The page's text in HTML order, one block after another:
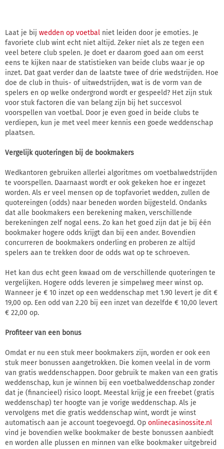
Laat je bij wedden op voetbal niet leiden door je emoties. Je
favoriete club wint echt niet altijd. Zeker niet als ze tegen een
veel betere club spelen. Je doet er daarom goed aan om eerst
eens te kijken naar de statistieken van beide clubs waar je op
inzet. Dat gaat verder dan de laatste twee of drie wedstrijden. Hoe
doe de club in thuis- of uitwedstrijden, wat is de vorm van de
spelers en op welke ondergrond wordt er gespeeld? Het zijn stuk
voor stuk factoren die van belang zijn bij het succesvol
voorspellen van voetbal. Door je even goed in beide clubs te
verdiepen, kun je met veel meer kennis een goede weddenschap
plaatsen.
Vergelijk quoteringen bij de bookmakers
Wedkantoren gebruiken allerlei algoritmes om voetbalwedstrijden
te voorspellen. Daarnaast wordt er ook gekeken hoe er ingezet
worden. Als er veel mensen op de topfavoriet wedden, zullen de
quotereingen (odds) naar beneden worden bijgesteld. Ondanks
dat alle bookmakers een berekening maken, verschillende
berekeningen zelf nogal eens. Zo kan het goed zijn dat je bij één
bookmaker hogere odds krijgt dan bij een ander. Bovendien
concurreren de bookmakers onderling en proberen ze altijd
spelers aan te trekken door de odds wat op te schroeven.
Het kan dus echt geen kwaad om de verschillende quoteringen te
vergelijken. Hogere odds leveren je simpelweg meer winst op.
Wanneer je € 10 inzet op een weddenschap met 1.90 levert je dit €
19,00 op. Een odd van 2.20 bij een inzet van dezelfde € 10,00 levert
€ 22,00 op.
Profiteer van een bonus
Omdat er nu een stuk meer bookmakers zijn, worden er ook een
stuk meer bonussen aangetrokken. Die komen veelal in de vorm
van gratis weddenschappen. Door gebruik te maken van een gratis
weddenschap, kun je winnen bij een voetbalweddenschap zonder
dat je (financieel) risico loopt. Meestal krijg je een freebet (gratis
weddenschap) ter hoogte van je vorige weddenschap. Als je
vervolgens met die gratis weddenschap wint, wordt je winst
automatisch aan je account toegevoegd. Op onlinecasinossite.nl
vind je bovendien welke bookmaker de beste bonussen aanbiedt
en worden alle plussen en minnen van elke bookmaker uitgebreid